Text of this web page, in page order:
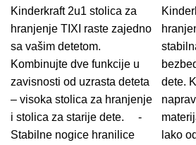
Kinderkraft 2u1 stolica za
hranjenje TIXI raste zajedno
sa vašim detetom.
Kombinujte dve funkcije u
zavisnosti od uzrasta deteta
– visoka stolica za hranjenje
i stolica za starije dete. -
Stabilne nogice hranilice
dete.
lako